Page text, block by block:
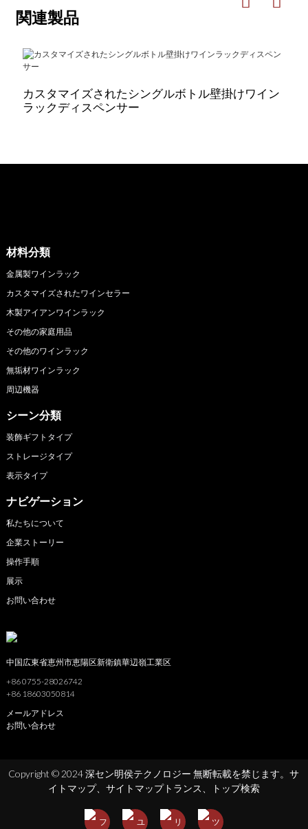
関連製品
カスタマイズされたシングルボトル壁掛けワイン
ラックディスペンサー
材料分類
金属製ワインラック
カスタマイズされたワインセラー
木製アイアンワインラック
その他の家庭用品
その他のワインラック
無垢材ワインラック
周辺機器
シーン分類
装飾ギフトタイプ
ストレージタイプ
表示タイプ
ナビゲーション
私たちについて
企業ストーリー
操作手順
展示
お問い合わせ
中国広東省恵州市恵陽区新衛鎮華辺嶺工業区
+86 0755-28026742
+86 18603050814
メールアドレス
お問い合わせ
Copyright © 2024 深セン明侯テクノロジー 無断転載を禁じます。サ
イトマップ、 サイトマップトランス、 トップ検索